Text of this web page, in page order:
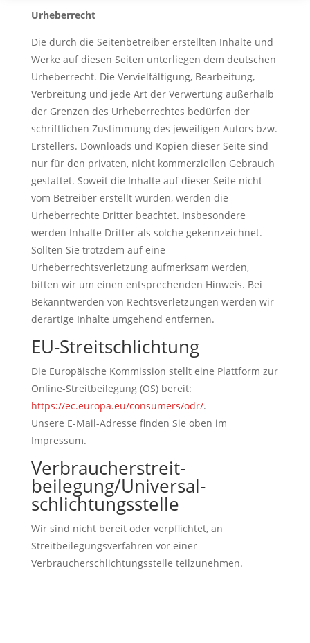
Urheberrecht
Die durch die Seitenbetreiber erstellten Inhalte und
Werke auf diesen Seiten unterliegen dem deutschen
Urheberrecht. Die Vervielfältigung, Bearbeitung,
Verbreitung und jede Art der Verwertung außerhalb
der Grenzen des Urheberrechtes bedürfen der
schriftlichen Zustimmung des jeweiligen Autors bzw.
Erstellers. Downloads und Kopien dieser Seite sind
nur für den privaten, nicht kommerziellen Gebrauch
gestattet. Soweit die Inhalte auf dieser Seite nicht
vom Betreiber erstellt wurden, werden die
Urheberrechte Dritter beachtet. Insbesondere
werden Inhalte Dritter als solche gekennzeichnet.
Sollten Sie trotzdem auf eine
Urheberrechtsverletzung aufmerksam werden,
bitten wir um einen entsprechenden Hinweis. Bei
Bekanntwerden von Rechtsverletzungen werden wir
derartige Inhalte umgehend entfernen.
EU-Streitschlichtung
Die Europäische Kommission stellt eine Plattform zur
Online-Streitbeilegung (OS) bereit:
https://ec.europa.eu/consumers/odr/.
Unsere E-Mail-Adresse finden Sie oben im
Impressum.
Verbraucher­streit­
beilegung/Universal­
schlichtungs­stelle
Wir sind nicht bereit oder verpflichtet, an
Streitbeilegungsverfahren vor einer
Verbraucherschlichtungsstelle teilzunehmen.